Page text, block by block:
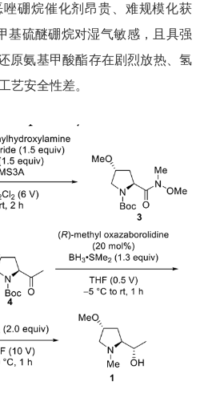
唑硼烷催化剂昂贵、难规模化获
基硫醚硼烷对湿气敏感，且具强
原氨基甲酸酯存在剧烈放热、氢
艺安全性差。